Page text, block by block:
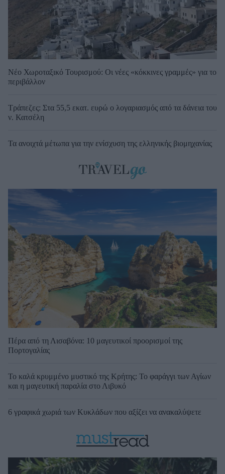
Νέο Χωροταξικό Τουρισμού: Οι νέες «κόκκινες γραμμές» για το
περιβάλλον
Τράπεζες: Στα 55,5 εκατ. ευρώ ο λογαριασμός από τα δάνεια του
ν. Κατσέλη
Τα ανοιχτά μέτωπα για την ενίσχυση της ελληνικής βιομηχανίας
Πέρα από τη Λισαβόνα: 10 μαγευτικοί προορισμοί της
Πορτογαλίας
Το καλά κρυμμένο μυστικό της Κρήτης: Το φαράγγι των Αγίων
και η μαγευτική παραλία στο Λιβυκό
6 γραφικά χωριά των Κυκλάδων που αξίζει να ανακαλύψετε